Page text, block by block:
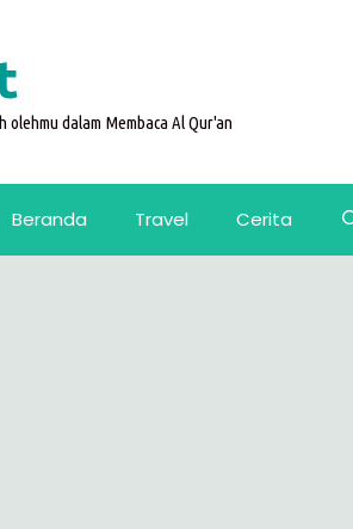
dalam Membaca Al Qur'an
Beranda Travel Cerita